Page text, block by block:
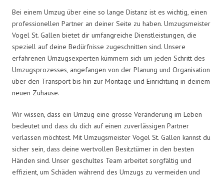
Bei einem Umzug über eine so lange Distanz ist es wichtig, einen
professionellen Partner an deiner Seite zu haben. Umzugsmeister
Vogel St. Gallen bietet dir umfangreiche Dienstleistungen, die
speziell auf deine Bedürfnisse zugeschnitten sind. Unsere
erfahrenen Umzugsexperten kümmern sich um jeden Schritt des
Umzugsprozesses, angefangen von der Planung und Organisation
über den Transport bis hin zur Montage und Einrichtung in deinem
neuen Zuhause.
Wir wissen, dass ein Umzug eine grosse Veränderung im Leben
bedeutet und dass du dich auf einen zuverlässigen Partner
verlassen möchtest. Mit Umzugsmeister Vogel St. Gallen kannst du
sicher sein, dass deine wertvollen Besitztümer in den besten
Händen sind. Unser geschultes Team arbeitet sorgfältig und
effizient, um Schäden während des Umzugs zu vermeiden und